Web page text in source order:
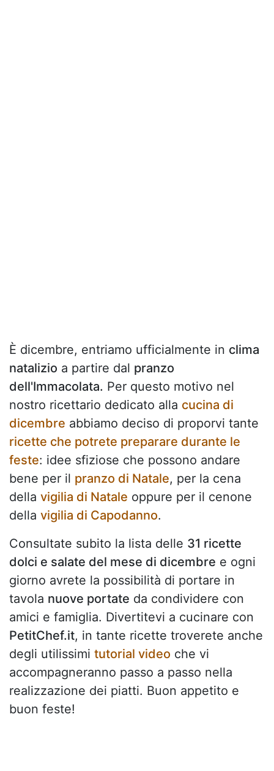
È dicembre, entriamo ufficialmente in clima
natalizio a partire dal pranzo
dell'Immacolata. Per questo motivo nel
nostro ricettario dedicato alla cucina di
dicembre abbiamo deciso di proporvi tante
ricette che potrete preparare durante le
feste: idee sfiziose che possono andare
bene per il pranzo di Natale, per la cena
della vigilia di Natale oppure per il cenone
della vigilia di Capodanno.
Consultate subito la lista delle 31 ricette
dolci e salate del mese di dicembre e ogni
giorno avrete la possibilità di portare in
tavola nuove portate da condividere con
amici e famiglia. Divertitevi a cucinare con
PetitChef.it, in tante ricette troverete anche
degli utilissimi tutorial video che vi
accompagneranno passo a passo nella
realizzazione dei piatti. Buon appetito e
buon feste!